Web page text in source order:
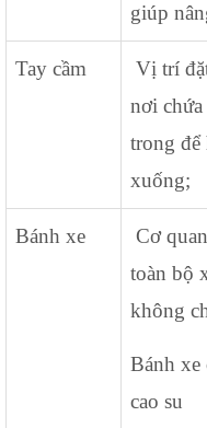
giúp
Tay cầm
Vị trí
nơi
trong để
xuống;
Bánh xe
Cơ
toàn bộ
không
Bánh xe
cao su